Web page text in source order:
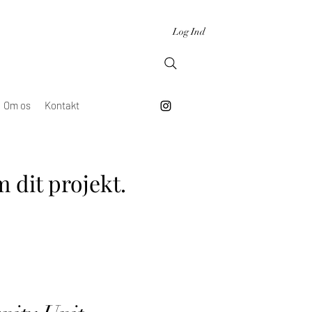
Log Ind
Om os Kontakt
dit projekt.